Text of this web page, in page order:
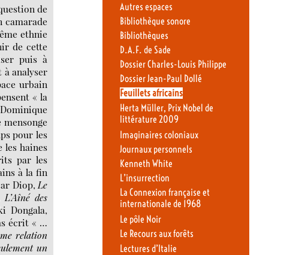
de
camarade
ethnie
de cette
puis à
à analyser
urbain
« la
pour les
les haines
par les
à la fin
Diop, Le
L’Aîné des
Dongala,
écrit « …
relation
un
Autres espaces
Bibliothèque sonore
Bibliothèques
D.A.F. de Sade
Dossier Charles-Louis Philippe
Dossier Jean-Paul Dollé
Feuillets africains
Herta Müller, Prix Nobel de
littérature 2009
Imaginaires coloniaux
Journaux personnels
Kenneth White
L’insurrection
La Connexion française et
internationale de 1968
Le pôle Noir
Le Recours aux forêts
Lectures d’Italie